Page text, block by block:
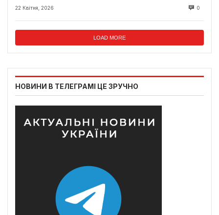
22 Квітня, 2026 0
LOAD MORE
НОВИНИ В ТЕЛЕГРАМІ ЦЕ ЗРУЧНО